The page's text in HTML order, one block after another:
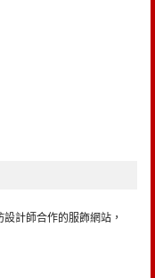
計師合作的服飾網站，